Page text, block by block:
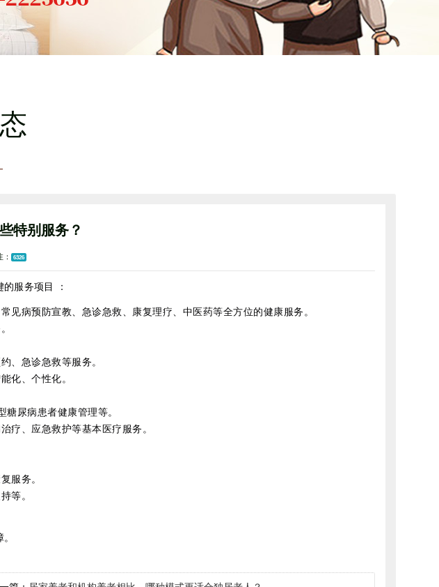
特别服务？
6326
服务项目 ：
见病预防宣教、急诊急救、康复理疗、中医药等全方位的健康服务。
、急诊急救等服务。
化、个性化。
尿病患者健康管理等。
疗、应急救护等基本医疗服务。
服务。
等。